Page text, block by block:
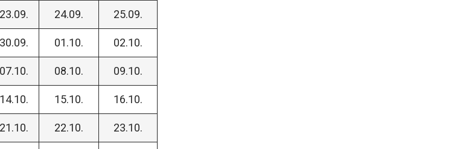
23.09. 24.09. 25.09.
30.09. 01.10. 02.10.
07.10. 08.10. 09.10.
14.10. 15.10. 16.10.
21.10. 22.10. 23.10.